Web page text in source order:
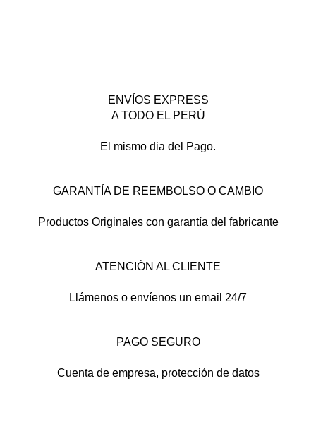
ENVÍOS EXPRESS
A TODO EL PERÚ
El mismo dia del Pago.
GARANTÍA DE REEMBOLSO O CAMBIO
Productos Originales con garantía del fabricante
ATENCIÓN AL CLIENTE
Llámenos o envíenos un email 24/7
PAGO SEGURO
Cuenta de empresa, protección de datos